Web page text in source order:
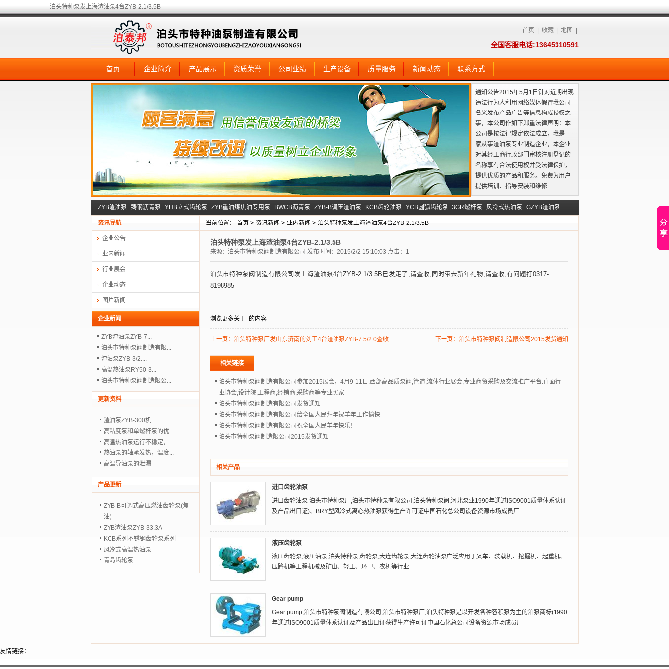
泊头特种泵发上海渣油泵4台ZYB-2.1/3.5B
首页 收藏 地图
全国客服电话:13645310591
首页 企业简介 产品展示 资质荣誉 公司业绩 生产设备 质量服务 新闻动态 联系方式
通知公告2015年5月1日针对近期出现
违法行为人利用网络媒体假冒我公司
名义发布产品广告等信息构成侵权之
事，本公司作如下郑重法律声明：本
公司是按法律规定依法成立，我是一
家从事渣油泵专业制造企业，本企业
对其经工商行政部门审核注册登记的
名称享有合法使用权并受法律保护，
提供优质的产品和服务。免费为用户
提供培训、指导安装和维修.
ZYB渣油泵 铸钢沥青泵 YHB立式齿轮泵 ZYB重油煤焦油专用泵 BWCB沥青泵 ZYB-B调压渣油泵 KCB齿轮油泵 YCB圆弧齿轮泵 3GR螺杆泵 风冷式热油泵 GZYB渣油泵
当前位置： 首页 > 资讯新闻 > 业内新闻 > 泊头特种泵发上海渣油泵4台ZYB-2.1/3.5B
泊头特种泵发上海渣油泵4台ZYB-2.1/3.5B
来源： 泊头市特种泵阀制造有限公司 发布时间：2015/2/2 15:10:03 点击：1
泊头市特种泵阀制造有限公司 发上海渣油泵4台ZYB-2.1/3.5B已发走了,请查收,同时带去新年礼物,请查收,有问题打0317-
8198985
浏览更多关于 的内容
上一页： 泊头特种泵厂发山东济南的刘工4台渣油泵ZYB-7.5/2.0查收 下一页： 泊头市特种泵阀制造限公司2015发货通知
相关链接
泊头市特种泵阀制造有限公司参加2015展会，4月9-11日.西部高品质泵阀,管道,流体行业展会,专业商贸采购及交流推广平台.直面行
业协会,设计院,工程商,经销商,采购商等专业买家
泊头市特种泵阀制造有限公司发货通知
泊头市特种泵阀制造有限公司给全国人民拜年祝羊年工作愉快
泊头市特种泵阀制造有限公司祝全国人民羊年快乐！
泊头市特种泵阀制造限公司2015发货通知
相关产品
进口齿轮油泵
进口齿轮油泵 泊头市特种泵厂,泊头市特种泵有限公司,泊头特种泵阀,河北泵业1990年通过ISO9001质量体系认证
及产品出口证)、BRY型风冷式离心热油泵获得生产许可证中国石化总公司设备资源市场成员厂
液压齿轮泵
液压齿轮泵,液压油泵,泊头特种泵,齿轮泵,大连齿轮泵,大连齿轮油泵广泛应用于叉车、装载机、挖掘机、起重机、
压路机等工程机械及矿山、轻工、环卫、农机等行业
Gear pump
Gear pump,泊头市特种泵阀制造有限公司,泊头市特种泵厂,泊头特种泵是以开发各种容积泵为主的泊泵商标(1990
年通过ISO9001质量体系认证及产品出口证获得生产许可证中国石化总公司设备资源市场成员厂
资讯导航
企业公告
业内新闻
行业展会
企业动态
图片新闻
企业新闻
ZYB渣油泵ZYB-7...
泊头市特种泵阀制造有限...
渣油泵ZYB-3/2....
高温热油泵RY50-3...
泊头市特种泵阀制造限公...
更新资料
渣油泵ZYB-300机...
高粘度泵和单螺杆泵的优...
高温热油泵运行不稳定，...
热油泵的轴承发热，温度...
高温导油泵的泄漏
产品更新
ZYB-B可调式高压燃油齿轮泵(焦
油)
ZYB渣油泵ZYB-33.3A
KCB系列不锈钢齿轮泵系列
风冷式高温热油泵
青岛齿轮泵
友情链接：